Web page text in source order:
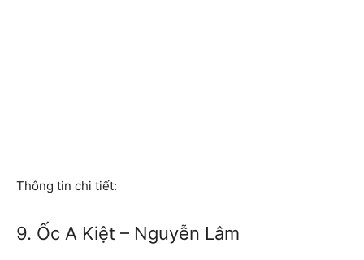
Thông tin chi tiết:
9. Ốc A Kiệt – Nguyễn Lâm